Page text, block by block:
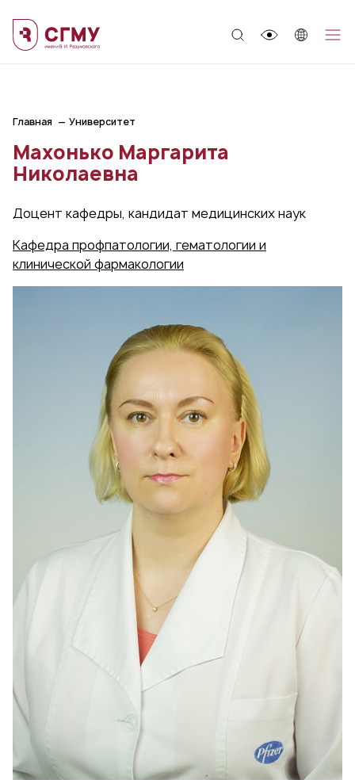
Главная Университет
Махонько Маргарита
Николаевна
Доцент кафедры, кандидат медицинских наук
Кафедра профпатологии, гематологии и
клинической фармакологии